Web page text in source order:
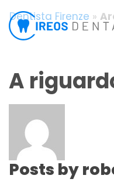
Dentista Firenze »
A
Posts by